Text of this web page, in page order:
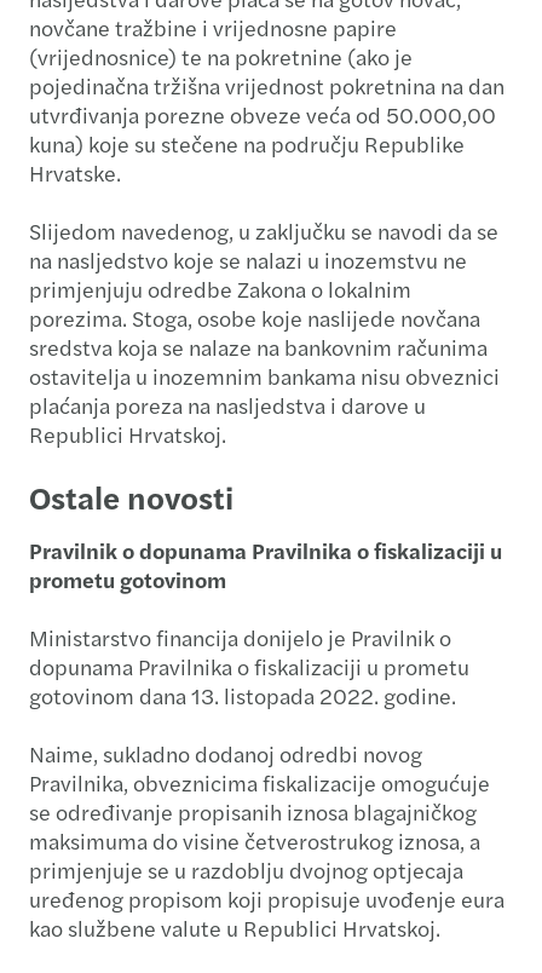
novčane tražbine i vrijednosne papire
(vrijednosnice) te na pokretnine (ako je
pojedinačna tržišna vrijednost pokretnina na dan
utvrđivanja porezne obveze veća od 50.000,00
kuna) koje su stečene na području Republike
Hrvatske.
Slijedom navedenog, u zaključku se navodi da se
na nasljedstvo koje se nalazi u inozemstvu ne
primjenjuju odredbe Zakona o lokalnim
porezima. Stoga, osobe koje naslijede novčana
sredstva koja se nalaze na bankovnim računima
ostavitelja u inozemnim bankama nisu obveznici
plaćanja poreza na nasljedstva i darove u
Republici Hrvatskoj.
Ostale novosti
Pravilnik o dopunama Pravilnika o fiskalizaciji u
prometu gotovinom
Ministarstvo financija donijelo je Pravilnik o
dopunama Pravilnika o fiskalizaciji u prometu
gotovinom dana 13. listopada 2022. godine.
Naime, sukladno dodanoj odredbi novog
Pravilnika, obveznicima fiskalizacije omogućuje
se određivanje propisanih iznosa blagajničkog
maksimuma do visine četverostrukog iznosa, a
primjenjuje se u razdoblju dvojnog optjecaja
uređenog propisom koji propisuje uvođenje eura
kao službene valute u Republici Hrvatskoj.